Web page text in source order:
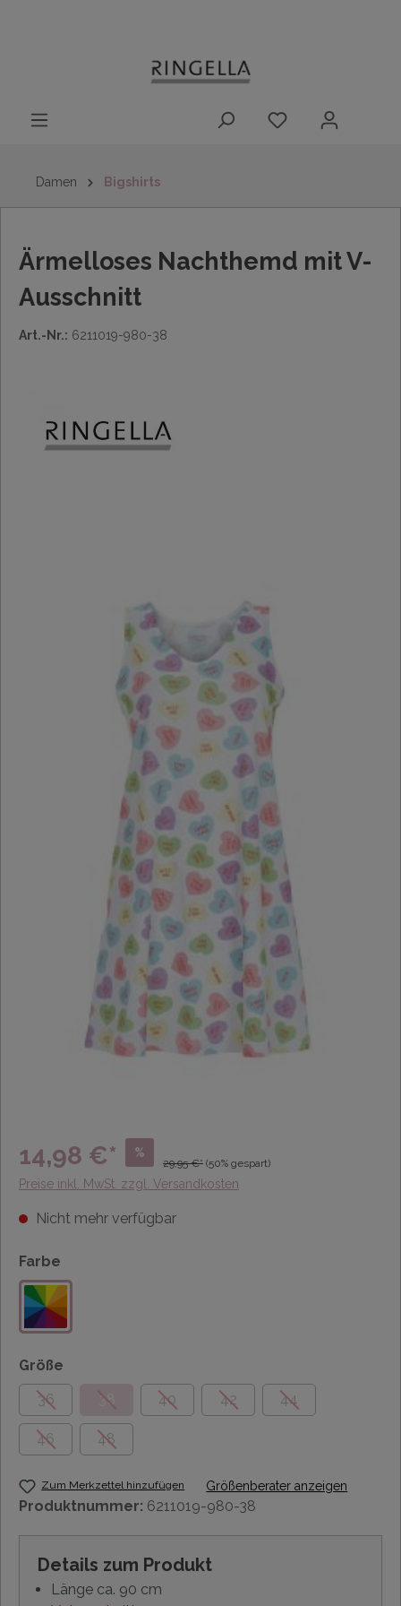
Damen Bigshirts
Ärmelloses Nachthemd mit V-
Ausschnitt
Art.-Nr.: 6211019-980-38
14,98 €* %
29,95 €* (50% gespart)
Preise inkl. MwSt. zzgl. Versandkosten
Nicht mehr verfügbar
Farbe
Größe
36
38 40 42 44
46 48
Zum Merkzettel hinzufügen Größenberater anzeigen
Produktnummer: 6211019-980-38
Details zum Produkt
Länge ca. 90 cm